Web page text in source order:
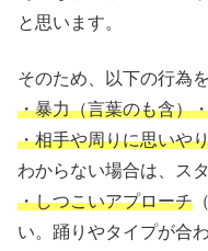
と思います。
そのため、以下の行為
・暴力（言葉のも含）
・相手や周りに思いや
わからない場合は、ス
・しつこいアプローチ
い。踊りやタイプが合